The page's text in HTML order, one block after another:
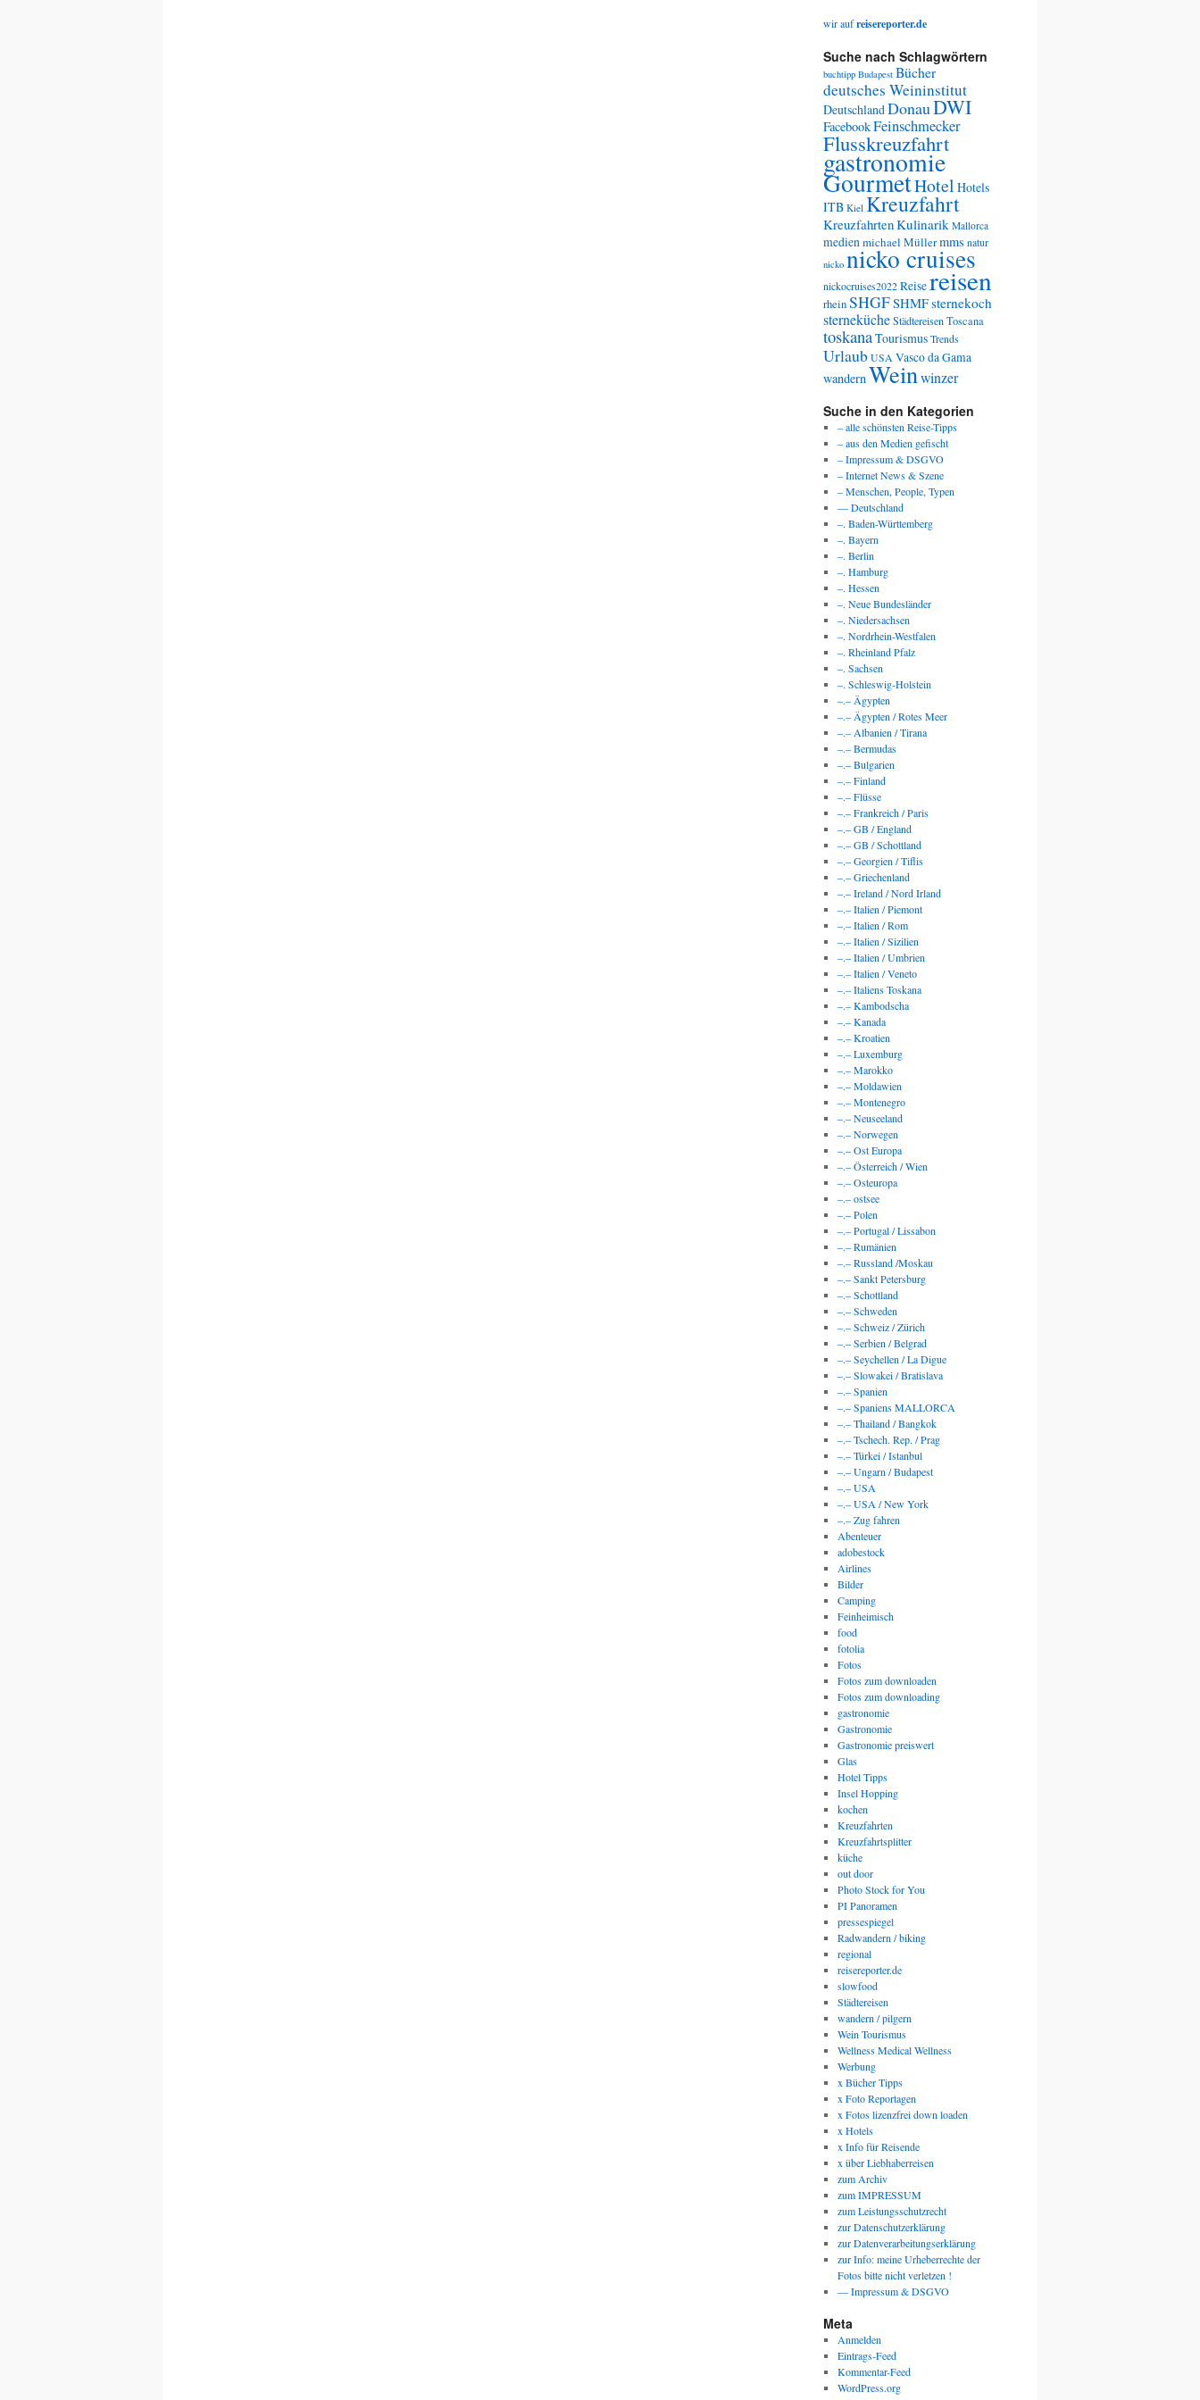
wir aufreisereporter.de
Suche nach Schlagwörtern
buchtipp Budapest Bücher
deutsches Weininstitut
DeutschlandDonauDWI
FacebookFeinschmecker
Flusskreuzfahrt
gastronomie
GourmetHotel Hotels
ITB Kiel Kreuzfahrt
KreuzfahrtenKulinarik Mallorca
medienmichael Müllermms natur
nicko nicko cruises
nickocruises2022Reisereisen
rheinSHGFSHMFsternekoch
sternekücheStädtereisenToscana
toskanaTourismus Trends
Urlaub USA Vasco da Gama
wandernWeinwinzer
Suche in den Kategorien
– alle schönsten Reise-Tipps
– aus den Medien gefischt
– Impressum & DSGVO
– Internet News & Szene
– Menschen, People, Typen
— Deutschland
–. Baden-Württemberg
–. Bayern
–. Berlin
–. Hamburg
–. Hessen
–. Neue Bundesländer
–. Niedersachsen
–. Nordrhein-Westfalen
–. Rheinland Pfalz
–. Sachsen
–. Schleswig-Holstein
–.– Ägypten
–.– Ägypten / Rotes Meer
–.– Albanien / Tirana
–.– Bermudas
–.– Bulgarien
–.– Finland
–.– Flüsse
–.– Frankreich / Paris
–.– GB / England
–.– GB / Schottland
–.– Georgien / Tiflis
–.– Griechenland
–.– Ireland / Nord Irland
–.– Italien / Piemont
–.– Italien / Rom
–.– Italien / Sizilien
–.– Italien / Umbrien
–.– Italien / Veneto
–.– Italiens Toskana
–.– Kambodscha
–.– Kanada
–.– Kroatien
–.– Luxemburg
–.– Marokko
–.– Moldawien
–.– Montenegro
–.– Neuseeland
–.– Norwegen
–.– Ost Europa
–.– Österreich / Wien
–.– Osteuropa
–.– ostsee
–.– Polen
–.– Portugal / Lissabon
–.– Rumänien
–.– Russland /Moskau
–.– Sankt Petersburg
–.– Schottland
–.– Schweden
–.– Schweiz / Zürich
–.– Serbien / Belgrad
–.– Seychellen / La Digue
–.– Slowakei / Bratislava
–.– Spanien
–.– Spaniens MALLORCA
–.– Thailand / Bangkok
–.– Tschech. Rep. / Prag
–.– Türkei / Istanbul
–.– Ungarn / Budapest
–.– USA
–.– USA / New York
–.– Zug fahren
Abenteuer
adobestock
Airlines
Bilder
Camping
Feinheimisch
food
fotolia
Fotos
Fotos zum downloaden
Fotos zum downloading
gastronomie
Gastronomie
Gastronomie preiswert
Glas
Hotel Tipps
Insel Hopping
kochen
Kreuzfahrten
Kreuzfahrtsplitter
küche
out door
Photo Stock for You
PI Panoramen
pressespiegel
Radwandern / biking
regional
reisereporter.de
slowfood
Städtereisen
wandern / pilgern
Wein Tourismus
Wellness Medical Wellness
Werbung
x Bücher Tipps
x Foto Reportagen
x Fotos lizenzfrei down loaden
x Hotels
x Info für Reisende
x über Liebhaberreisen
zum Archiv
zum IMPRESSUM
zum Leistungsschutzrecht
zur Datenschutzerklärung
zur Datenverarbeitungserklärung
zur Info: meine Urheberrechte der
Fotos bitte nicht verletzen !
— Impressum & DSGVO
Meta
Anmelden
Eintrags-Feed
Kommentar-Feed
WordPress.org